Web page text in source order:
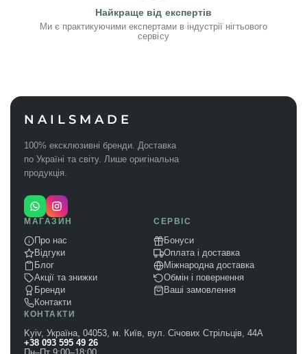
Найкраще від експертів
Ми є практикуючими експертами в індустрії нігтьового
сервісу
NAILSMADE
100% ексклюзивні бренди. Доставка
по Україні та світу. Лише оригінальна
продукція.
МАГАЗИН
Про нас
Відгуки
Блог
Акції та знижки
Бренди
Контакти
СЕРВІС
Бонуси
Оплата і доставка
Міжнародна доставка
Обмін і повернення
Ваші замовлення
КОНТАКТИ
Kyiv, Україна, 04053, м. Київ, вул. Січових Стрільців, 44А
+38 093 595 49 26